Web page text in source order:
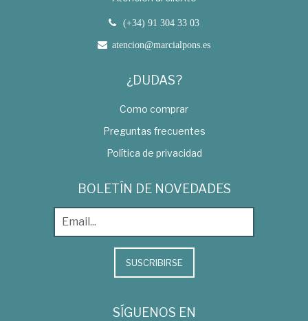
(+34) 91 304 33 03
atencion@marcialpons.es
¿DUDAS?
Como comprar
Preguntas frecuentes
Política de privacidad
BOLETÍN DE NOVEDADES
SUSCRIBIRSE
SÍGUENOS EN